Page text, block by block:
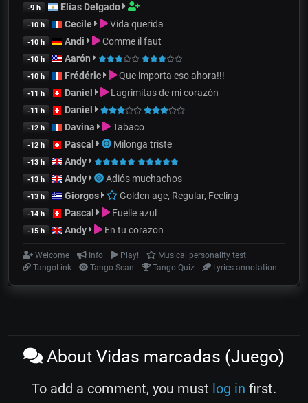
-9 h Elías Delgado
-10 h Cecile Vida querida
-10 h Andi Comme il faut
-10 h Aarón
-10 h Frédéric Que importa eso ahora!!!
-11 h Daniel Lagrimitas de mi corazón
-11 h Daniel
-12 h Davina Tabaco
-12 h Pascal Milonga triste
-13 h Andy
-13 h Andy Adiós muchachos
-13 h Giorgos Golden age, Regular, Feeling
-14 h Pascal Fuelle azul
-15 h Andy En tu corazon
Welcome Info Play!
Musical personality test
TangoLink
Tango Scan Tango Quiz Lyrics annotation
About Vidas marcadas (Juego)
To add a comment, you must log in first.